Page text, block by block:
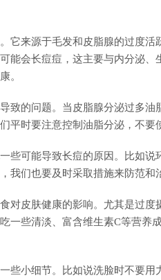
它来源于毛发和皮脂腺的过度
能会长痘痘，这主要与内分泌
。
致的问题。当皮脂腺分泌过多
平时要注意控制油脂分泌，不要
些可能导致长痘的原因。比如
我们也要及时采取措施来防范和
对皮肤健康的影响。尤其是过
一些清淡、富含维生素C等营养
些小细节。比如说洗脸时不要